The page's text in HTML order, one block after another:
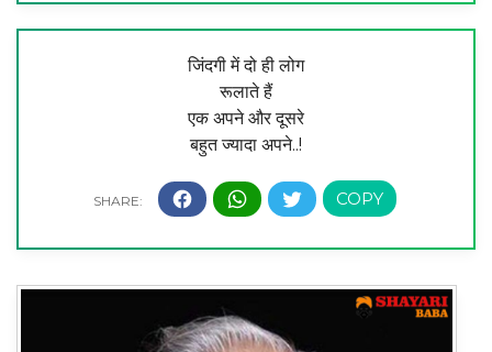
जिंदगी में दो ही लोग
रूलाते हैं
एक अपने और दूसरे
बहुत ज्यादा अपने..!